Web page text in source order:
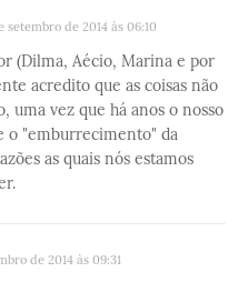
setembro de 2014 às 06:10
(Dilma, Aécio, Marina e por
acredito que as coisas não
uma vez que há anos o nosso
o "emburrecimento" da
as quais nós estamos
de 2014 às 09:31